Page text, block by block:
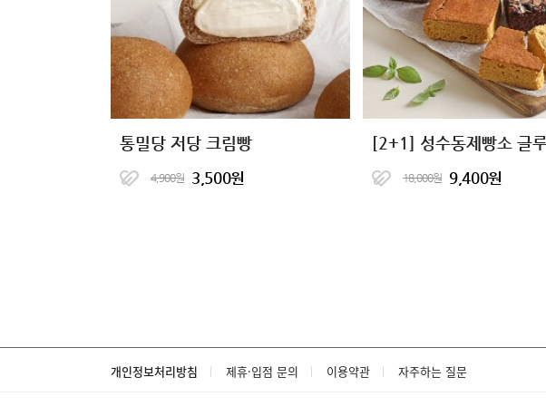
통밀당 저당 크림빵
4,900원 3,500원 18,000원 9,400원
개인정보처리방침 제휴·입점 문의 이용약관 자주하는 질문